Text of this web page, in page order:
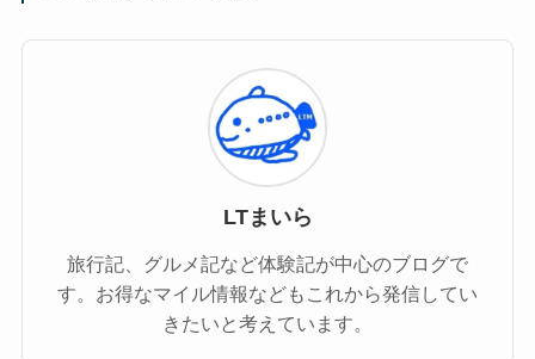
LTまいら
旅行記、グルメ記など体験記が中心のブログで
す。お得なマイル情報などもこれから発信してい
きたいと考えています。